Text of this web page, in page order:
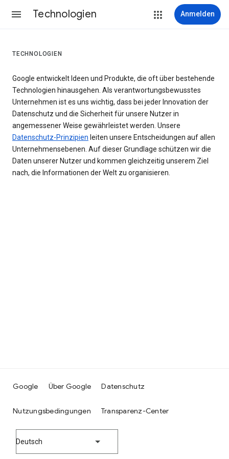
Technologien Anmelden
TECHNOLOGIEN
Google entwickelt Ideen und Produkte, die oft über bestehende
Technologien hinausgehen. Als verantwortungsbewusstes
Unternehmen ist es uns wichtig, dass bei jeder Innovation der
Datenschutz und die Sicherheit für unsere Nutzer in
angemessener Weise gewährleistet werden. Unsere
Datenschutz-Prinzipien leiten unsere Entscheidungen auf allen
Unternehmensebenen. Auf dieser Grundlage schützen wir die
Daten unserer Nutzer und kommen gleichzeitig unserem Ziel
nach, die Informationen der Welt zu organisieren.
Google Über Google Datenschutz
Nutzungsbedingungen Transparenz-Center
Deutsch